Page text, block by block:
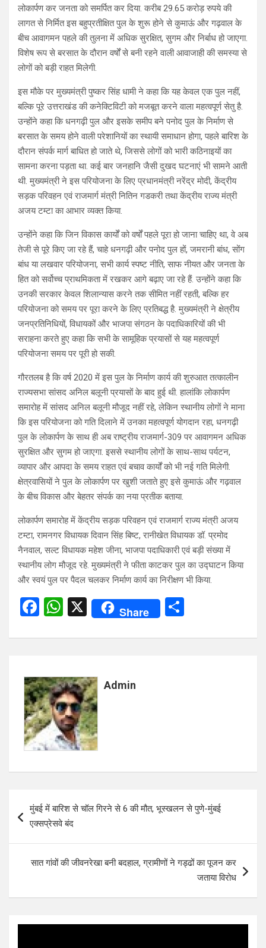
लोकार्पण कर जनता को समर्पित कर दिया. करीब 29.65 करोड़ रुपये की
लागत से निर्मित इस बहुप्रतीक्षित पुल के शुरू होने से कुमाऊं और गढ़वाल के
बीच आवागमन पहले की तुलना में अधिक सुरक्षित, सुगम और निर्बाध हो जाएगा.
विशेष रूप से बरसात के दौरान वर्षों से बनी रहने वाली आवाजाही की समस्या से
लोगों को बड़ी राहत मिलेगी.
इस मौके पर मुख्यमंत्री पुष्कर सिंह धामी ने कहा कि यह केवल एक पुल नहीं,
बल्कि पूरे उत्तराखंड की कनेक्टिविटी को मजबूत करने वाला महत्वपूर्ण सेतु है.
उन्होंने कहा कि धनगढ़ी पुल और इसके समीप बने पनोद पुल के निर्माण से
बरसात के समय होने वाली परेशानियों का स्थायी समाधान होगा, पहले बारिश के
दौरान संपर्क मार्ग बाधित हो जाते थे, जिससे लोगों को भारी कठिनाइयों का
सामना करना पड़ता था. कई बार जनहानि जैसी दुखद घटनाएं भी सामने आती
थी. मुख्यमंत्री ने इस परियोजना के लिए प्रधानमंत्री नरेंद्र मोदी, केंद्रीय
सड़क परिवहन एवं राजमार्ग मंत्री नितिन गडकरी तथा केंद्रीय राज्य मंत्री
अजय टम्टा का आभार व्यक्त किया.
उन्होंने कहा कि जिन विकास कार्यों को वर्षों पहले पूरा हो जाना चाहिए था, वे अब
तेजी से पूरे किए जा रहे हैं, चाहे धनगढ़ी और पनोद पुल हों, जमरानी बांध, सोंग
बांध या लखवार परियोजना, सभी कार्य स्पष्ट नीति, साफ नीयत और जनता के
हित को सर्वोच्च प्राथमिकता में रखकर आगे बढ़ाए जा रहे हैं. उन्होंने कहा कि
उनकी सरकार केवल शिलान्यास करने तक सीमित नहीं रहती, बल्कि हर
परियोजना को समय पर पूरा करने के लिए प्रतिबद्ध है. मुख्यमंत्री ने क्षेत्रीय
जनप्रतिनिधियों, विधायकों और भाजपा संगठन के पदाधिकारियों की भी
सराहना करते हुए कहा कि सभी के सामूहिक प्रयासों से यह महत्वपूर्ण
परियोजना समय पर पूरी हो सकी.
गौरतलब है कि वर्ष 2020 में इस पुल के निर्माण कार्य की शुरुआत तत्कालीन
राज्यसभा सांसद अनिल बलूनी प्रयासों के बाद हुई थी. हालांकि लोकार्पण
समारोह में सांसद अनिल बलूनी मौजूद नहीं रहे, लेकिन स्थानीय लोगों ने माना
कि इस परियोजना को गति दिलाने में उनका महत्वपूर्ण योगदान रहा, धनगढ़ी
पुल के लोकार्पण के साथ ही अब राष्ट्रीय राजमार्ग-309 पर आवागमन अधिक
सुरक्षित और सुगम हो जाएगा. इससे स्थानीय लोगों के साथ-साथ पर्यटन,
व्यापार और आपदा के समय राहत एवं बचाव कार्यों को भी नई गति मिलेगी.
क्षेत्रवासियों ने पुल के लोकार्पण पर खुशी जताते हुए इसे कुमाऊं और गढ़वाल
के बीच विकास और बेहतर संपर्क का नया प्रतीक बताया.
लोकार्पण समारोह में केंद्रीय सड़क परिवहन एवं राजमार्ग राज्य मंत्री अजय
टम्टा, रामनगर विधायक दिवान सिंह बिष्ट, रानीखेत विधायक डॉ. प्रमोद
नैनवाल, सल्ट विधायक महेश जीना, भाजपा पदाधिकारी एवं बड़ी संख्या में
स्थानीय लोग मौजूद रहे. मुख्यमंत्री ने फीता काटकर पुल का उद्घाटन किया
और स्वयं पुल पर पैदल चलकर निर्माण कार्य का निरीक्षण भी किया.
F
ce
o
o
k
W
at
A
p
p
X Share
ar
Admin
navigation
मुंबई में बारिश से चॉल गिरने से 6 की मौत, भूस्खलन से पुणे-मुंबई
एक्सप्रेसवे बंद
सात गांवों की जीवनरेखा बनी बदहाल, ग्रामीणों ने गड्ढों का पूजन कर
जताया विरोध